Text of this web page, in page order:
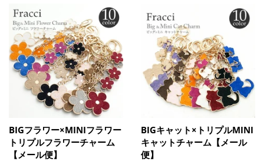
格
格
BIGフラワー×MINIフラワー
トリプルフラワーチャーム
【メール便】
BIGキャット×トリプルMINI
キャットチャーム【メール
便】